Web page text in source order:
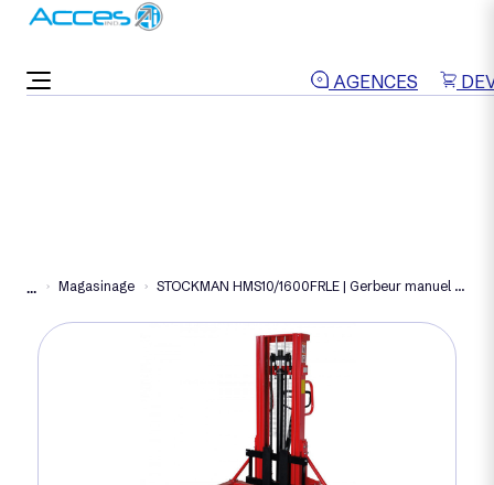
AGENCES
... Magasinage STOCKMAN HMS10/1600FRLE | Gerbeur manuel 90 kg